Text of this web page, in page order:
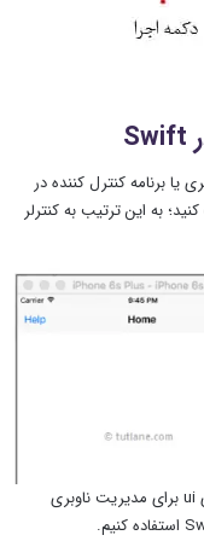
یا برنامه کنترل کننده در
به این ترتیب به کنترلر
به این ترتیب می توانیم از کنترل کننده یا نوار ناوبری ui برای مدیریت ناوبری